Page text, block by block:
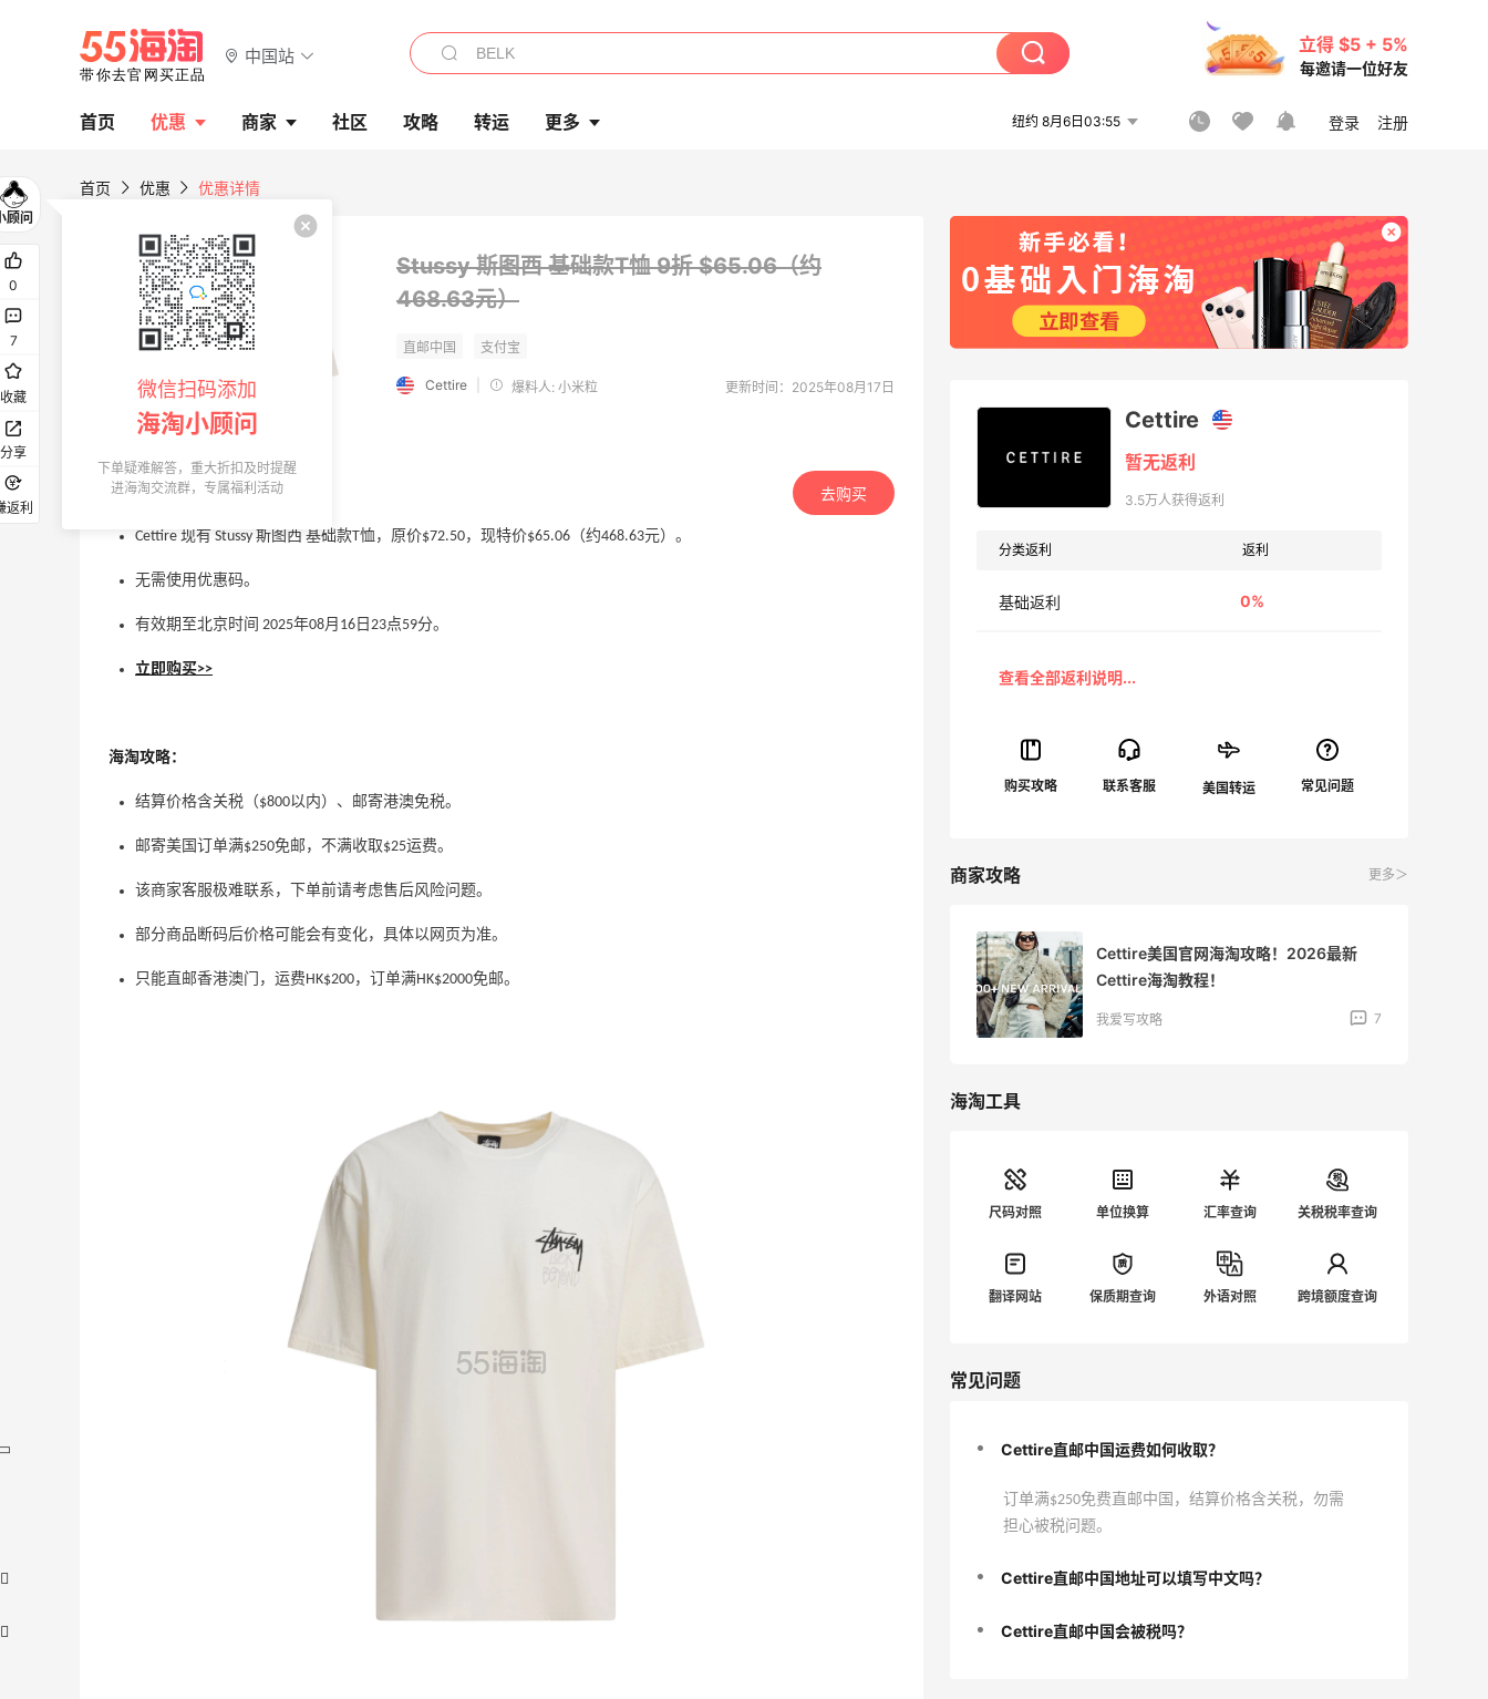
中国站
立得 $5 + 5%
每邀请一位好友
首页 优惠 商家 社区 攻略 转运 更多 纽约 8月6日03:55 登录 注册
首页 优惠 优惠详情
Stussy 斯图西 基础款T恤9折 $65.06（约
468.63元）
Cettire 爆料人: 小米粒 更新时间：2025年08月17日
去购买
Cettire 现有 Stussy 斯图西 基础款T恤，原价$72.50，现特价$65.06（约468.63元）。
无需使用优惠码。
有效期至北京时间 2025年08月16日23点59分。
立即购买>>
海淘攻略：
结算价格含关税（$800以内）、邮寄港澳免税。
邮寄美国订单满$250免邮，不满收取$25运费。
该商家客服极难联系，下单前请考虑售后风险问题。
部分商品断码后价格可能会有变化，具体以网页为准。
只能直邮香港澳门，运费HK$200，订单满HK$2000免邮。
Cettire
暂无返利
3.5万人获得返利
分类返利 返利
基础返利 0%
美国转运
商家攻略 更多＞
Cettire美国官网海淘攻略！2026最新
Cettire海淘教程！
我爱写攻略 7
海淘工具
尺码对照 单位换算 汇率查询 关税税率查询
翻译网站 保质期查询 外语对照 跨境额度查询
常见问题
Cettire直邮中国运费如何收取？
订单满$250免费直邮中国，结算价格含关税，勿需
担心被税问题。
Cettire直邮中国地址可以填写中文吗？
Cettire直邮中国会被税吗？
0
7
收藏
分享
返利
微信扫码添加
海淘小顾问
下单疑难解答，重大折扣及时提醒
进海淘交流群，专属福利活动